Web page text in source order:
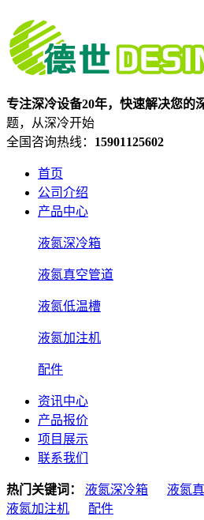
专注深冷设备20年，快速解决您的
题，从深冷开始
全国咨询热线： 15901125602
首页
公司介绍
产品中心
液氮深冷箱
液氮真空管道
液氮低温槽
液氮加注机
配件
资讯中心
产品报价
项目展示
联系我们
热门关键词： 液氮深冷箱 液氮
液氮加注机
配件